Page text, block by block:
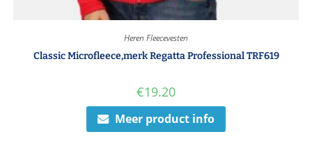
Heren Fleecevesten
Classic Microfleece,merk Regatta Professional TRF619
€19.20
Meer product info